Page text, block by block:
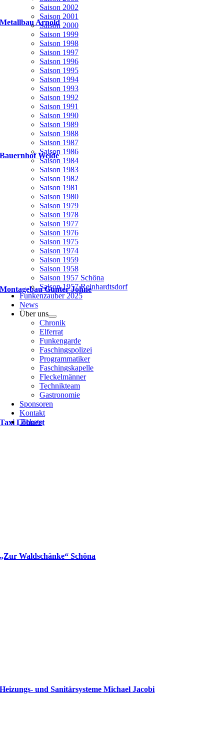
Saison 2002
Saison 2001
Saison 2000
Saison 1999
Saison 1998
Saison 1997
Saison 1996
Saison 1995
Saison 1994
Saison 1993
Saison 1992
Saison 1991
Saison 1990
Saison 1989
Saison 1988
Saison 1987
Saison 1986
Saison 1984
Saison 1983
Saison 1982
Saison 1981
Saison 1980
Saison 1979
Saison 1978
Saison 1977
Saison 1976
Saison 1975
Saison 1974
Saison 1959
Saison 1958
Saison 1957 Schöna
Saison 1957 Reinhardtsdorf
Funkenzauber 2025
News
Über uns
Chronik
Elferrat
Funkengarde
Faschingspolizei
Programmatiker
Faschingskapelle
Fleckelmänner
Technikteam
Gastronomie
Sponsoren
Kontakt
Tickets
Metallbau Arnold
Bauernhof Welde
Montagebau Gunter Johne
Taxi Löhnert
„Zur Waldschänke“ Schöna
Heizungs- und Sanitärsysteme Michael Jacobi